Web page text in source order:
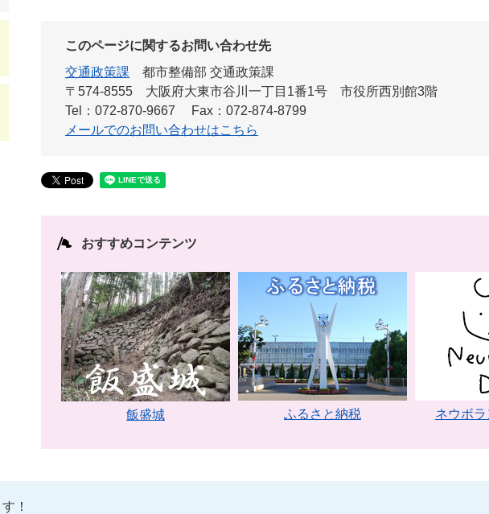
このページに関するお問い合わせ先
交通政策課
都市整備部 交通政策課
〒574-8555 大阪府大東市谷川一丁目1番1号 市役所西別館3階
Tel：072-870-9667
Fax：072-874-8799
メールでのお問い合わせはこちら
おすすめコンテンツ
飯盛城 ふるさと納税 ネウボラ
！